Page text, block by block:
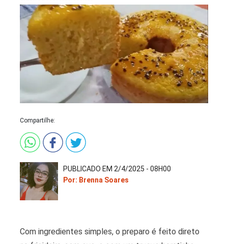
Compartilhe:
PUBLICADO EM 2/4/2025 - 08H00
Por: Brenna Soares
Com ingredientes simples, o preparo é feito direto